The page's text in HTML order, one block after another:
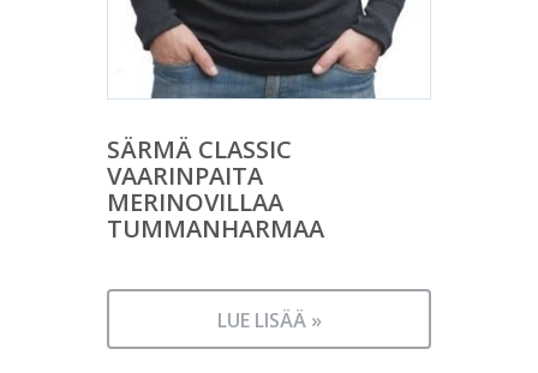
SÄRMÄ CLASSIC
VAARINPAITA
MERINOVILLAA
TUMMANHARMAA
LUE LISÄÄ »